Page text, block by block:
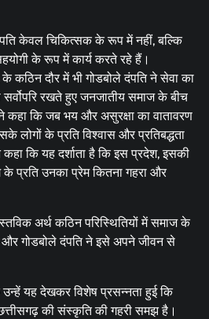
केवल चिकित्सक के रूप में नहीं, बल्कि
के रूप में कार्य करते रहे हैं।
दौर में भी गोडबोले दंपति ने सेवा का
सर्वोपरि रखते हुए जनजातीय समाज के बीच
कहा कि जब भय और असुरक्षा का वातावरण
लोगों के प्रति विश्वास और प्रतिबद्धता
कि यह दर्शाता है कि इस प्रदेश, इसकी
प्रति उनका प्रेम कितना गहरा और
अर्थ कठिन परिस्थितियों में समाज के
और गोडबोले दंपति ने इसे अपने जीवन से
यह देखकर विशेष प्रसन्नता हुई कि
की संस्कृति की गहरी समझ है।